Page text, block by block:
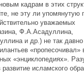
кадрам в этих
не эту ли упомянутую
уважаемых
Ф.А.Асадуллина,
и др.) не так
«пропесочивал»
«энциклопедиях».
исламского